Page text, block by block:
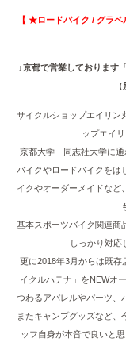
【 ★ロードバイク / グラ
↓京都で営業しております
サイクルショップエイリン
ップエイ
京都大学 同志社大学に通
バイクやロードバイクをは
イクやオーダーメイドなど
基本スポーツバイク関連商
しっかり対応
更に2018年3月からは既存
イクルハテナ」をNEWオ
つわるアパレルやパーツ、
またキャンプグッズなど、
ッフ自身が本音で良いと